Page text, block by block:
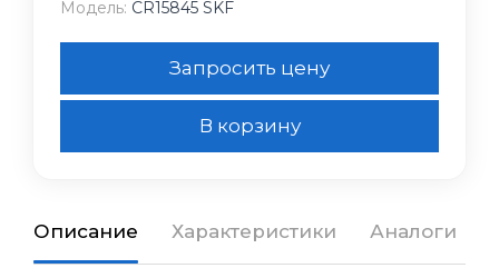
Модель: CR15845 SKF
Запросить цену
В корзину
Описание Характеристики Аналоги